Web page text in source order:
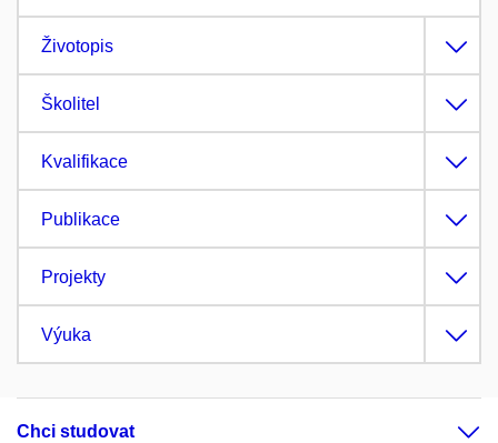
Životopis
Školitel
Kvalifikace
Publikace
Projekty
Výuka
Chci studovat